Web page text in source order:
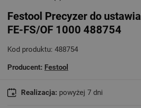
Festool Precyzer do
FE-FS/OF 1000 488754
Kod produktu: 488754
Producent: Festool
Realizacja: powyżej 7 dni